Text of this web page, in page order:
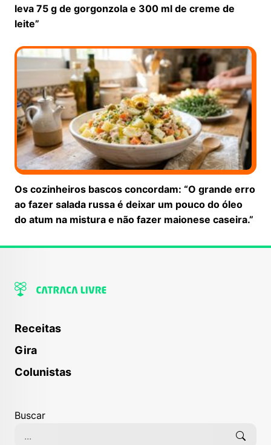
leva 75 g de gorgonzola e 300 ml de creme de
leite”
Os cozinheiros bascos concordam: “O grande erro
ao fazer salada russa é deixar um pouco do óleo
do atum na mistura e não fazer maionese caseira.”
Receitas
Gira
Colunistas
Buscar